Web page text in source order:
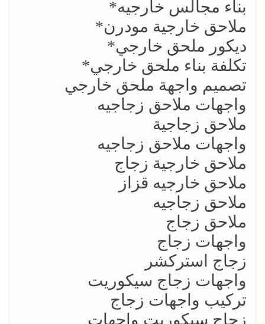
بناء مجالس خارجيه*
ملاحق خارجية مودرن*
ديكور ملحق خارجي*
تكلفة بناء ملحق خارجي*
تصميم واجهة ملحق خارجي
واجهات ملاحق زجاجيه
ملاحق زجاجية
واجهات ملاحق زجاجيه
ملاحق خارجية زجاج
ملاحق خارجيه قزاز
ملاحق زجاجيه
ملاحق زجاج
واجهات زجاج
زجاج استركشر
واجهات زجاج سيكوريت
تركيب واجهات زجاج
زجاج سيكوريت واجهات